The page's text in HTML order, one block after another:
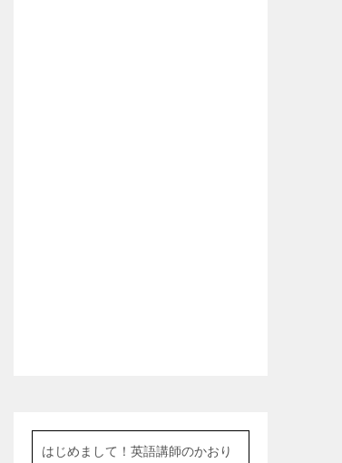
はじめまして！英語講師のかおり